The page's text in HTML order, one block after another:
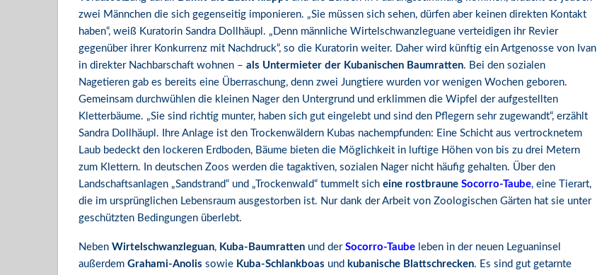
zwei Männchen die sich gegenseitig imponieren. „Sie müssen sich sehen, dürfen aber keinen direkten Kontakt
haben“, weiß Kuratorin Sandra Dollhäupl. „Denn männliche Wirtelschwanzleguane verteidigen ihr Revier
gegenüber ihrer Konkurrenz mit Nachdruck“, so die Kuratorin weiter. Daher wird künftig ein Artgenosse von Ivan
in direkter Nachbarschaft wohnen – als Untermieter der Kubanischen Baumratten. Bei den sozialen
Nagetieren gab es bereits eine Überraschung, denn zwei Jungtiere wurden vor wenigen Wochen geboren.
Gemeinsam durchwühlen die kleinen Nager den Untergrund und erklimmen die Wipfel der aufgestellten
Kletterbäume. „Sie sind richtig munter, haben sich gut eingelebt und sind den Pflegern sehr zugewandt“, erzählt
Sandra Dollhäupl. Ihre Anlage ist den Trockenwäldern Kubas nachempfunden: Eine Schicht aus vertrocknetem
Laub bedeckt den lockeren Erdboden, Bäume bieten die Möglichkeit in luftige Höhen von bis zu drei Metern
zum Klettern. In deutschen Zoos werden die tagaktiven, sozialen Nager nicht häufig gehalten. Über den
Landschaftsanlagen „Sandstrand“ und „Trockenwald“ tummelt sich eine rostbraune Socorro-Taube, eine Tierart,
die im ursprünglichen Lebensraum ausgestorben ist. Nur dank der Arbeit von Zoologischen Gärten hat sie unter
geschützten Bedingungen überlebt.
Neben Wirtelschwanzleguan, Kuba-Baumratten und der Socorro-Taube leben in der neuen Leguaninsel
außerdem Grahami-Anolis sowie Kuba-Schlankboas und kubanische Blattschrecken. Es sind gut getarnte